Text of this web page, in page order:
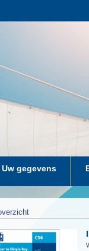
Uw gegevens